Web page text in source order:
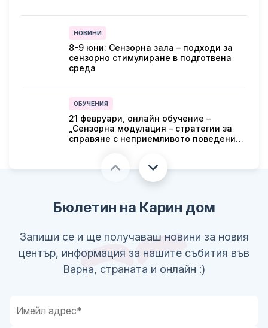
НОВИНИ
8-9 юни: Сензорна зала – подходи за
сензорно стимулиране в подготвена
среда
ОБУЧЕНИЯ
21 февруари, онлайн обучение –
„Сензорна модулация – стратегии за
справяне с неприемливото поведение
на церебрална парализа при децата
НОВИНИ
29 май: Организиране на открито
образователно пространство –
Бюлетин на Карин дом
Запиши се и ще получаваш новини за новия
център, информация за нашите събития във
Варна, страната и онлайн :)